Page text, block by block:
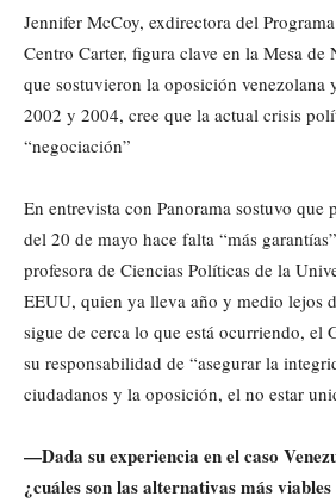
Jennifer McCoy, exdirectora del
Centro Carter, figura clave en la Mesa
que sostuvieron la oposición venezolana
2002 y 2004, cree que la actual crisis
“negociación”
En entrevista con Panorama sostuvo que
del 20 de mayo hace falta “más
profesora de Ciencias Políticas de la
EEUU, quien ya lleva año y medio lejos
sigue de cerca lo que está ocurriendo, el
su responsabilidad de “asegurar la
ciudadanos y la oposición, el no estar
—Dada su experiencia en el caso
¿cuáles son las alternativas más